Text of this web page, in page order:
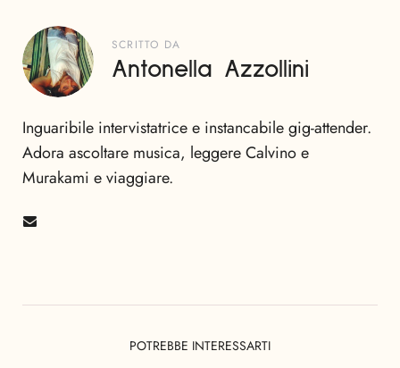
SCRITTO DA
Antonella Azzollini
Inguaribile intervistatrice e instancabile gig-attender.
Adora ascoltare musica, leggere Calvino e
Murakami e viaggiare.
POTREBBE INTERESSARTI